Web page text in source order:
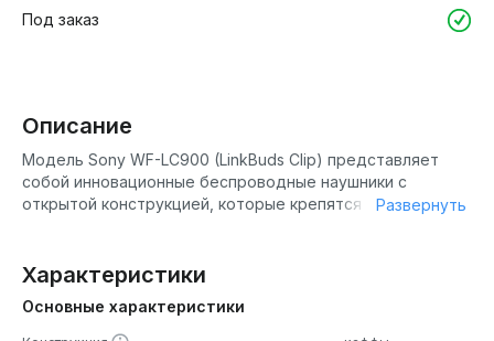
Под заказ
Описание
Модель Sony WF-LC900 (LinkBuds Clip) представляет
собой инновационные беспроводные наушники с
открытой конструкцией, которые крепятся не внутри
ношении и хочет оставаться на связи с окружающим
миром, не отказываясь при этом от прослушивания
музыки и подкастов. Наушники являются первым
продуктом Sony в формате «клипса» и входят в серию
Развернуть
Характеристики
Основные характеристики